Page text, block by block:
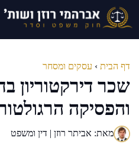
לדלג
לתוכן
דף הבית › עסקים ומסחר
שכר דירקטוריון
והפסיקה
מאת: אביתר רוזן | דין ומשפט